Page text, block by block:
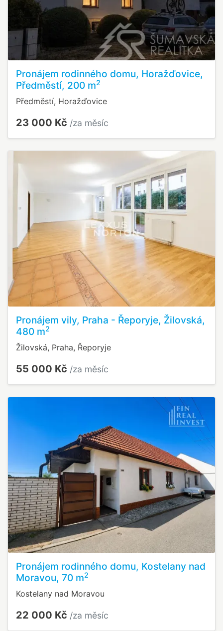
Pronájem rodinného domu, Horažďovice,
Předměstí, 200 m2
Předměstí, Horažďovice
23 000 Kč /za měsíc
Pronájem vily, Praha - Řeporyje, Žilovská,
480 m2
Žilovská, Praha, Řeporyje
55 000 Kč /za měsíc
Pronájem rodinného domu, Kostelany nad
Moravou, 70 m2
Kostelany nad Moravou
22 000 Kč /za měsíc